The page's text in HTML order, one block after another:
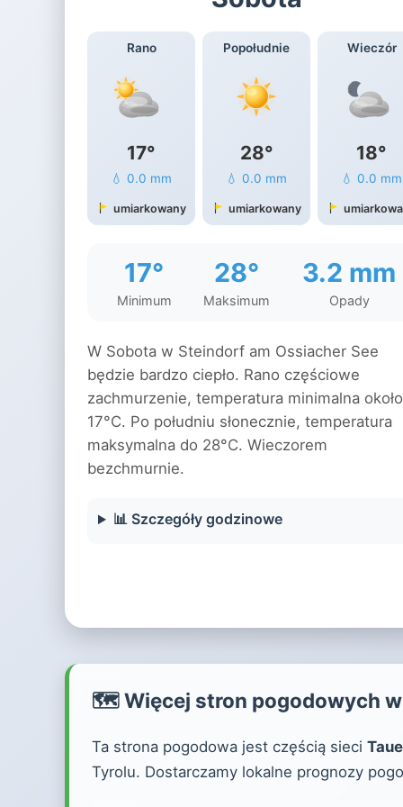
Rano
17°
💧 0.0 mm
umiarkowany
Popołudnie
28°
💧 0.0 mm
umiarkowany
Wieczór
18°
💧 0.0 mm
17°
Minimum
28°
Maksimum
3.2 mm
Opady
W Sobota w Steindorf am Ossiacher See
będzie bardzo ciepło. Rano częściowe
zachmurzenie, temperatura minimalna około
17°C. Po południu słonecznie, temperatura
maksymalna do 28°C. Wieczorem
bezchmurnie.
📊 Szczegóły godzinowe
🗺️ Więcej stron pogodowych
Ta strona pogodowa jest częścią sieci
Tyrolu. Dostarczamy lokalne prognozy